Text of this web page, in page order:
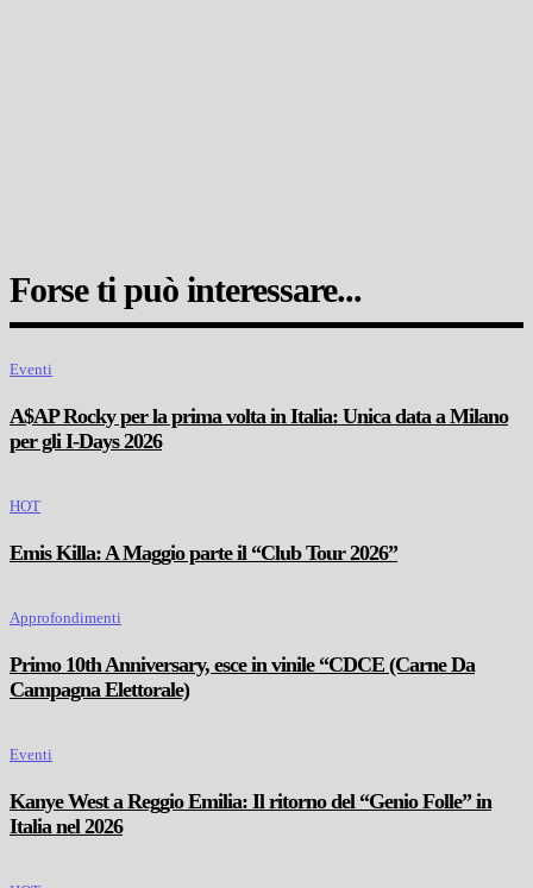
Forse ti può interessare...
Eventi
A$AP Rocky per la prima volta in Italia: Unica data a Milano
per gli I-Days 2026
HOT
Emis Killa: A Maggio parte il “Club Tour 2026”
Approfondimenti
Primo 10th Anniversary, esce in vinile “CDCE (Carne Da
Campagna Elettorale)
Eventi
Kanye West a Reggio Emilia: Il ritorno del “Genio Folle” in
Italia nel 2026